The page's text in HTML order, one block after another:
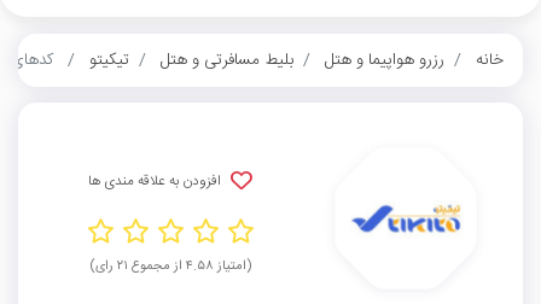
خانه رزرو هواپیما و هتل بلیط مسافرتی و هتل تیکیتو کدهای
افزودن به علاقه مندی ها
(امتیاز ۴.۵۸ از مجموع ۲۱ رای)